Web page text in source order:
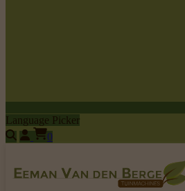
Language Picker
0